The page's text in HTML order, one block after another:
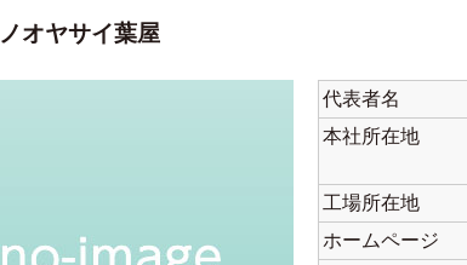
オヤサイ葉屋
代表者名
本社所在地
工場所在地
ホームページ